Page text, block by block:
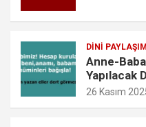
DINI
Anne-
Yapılacak
26 Kasım